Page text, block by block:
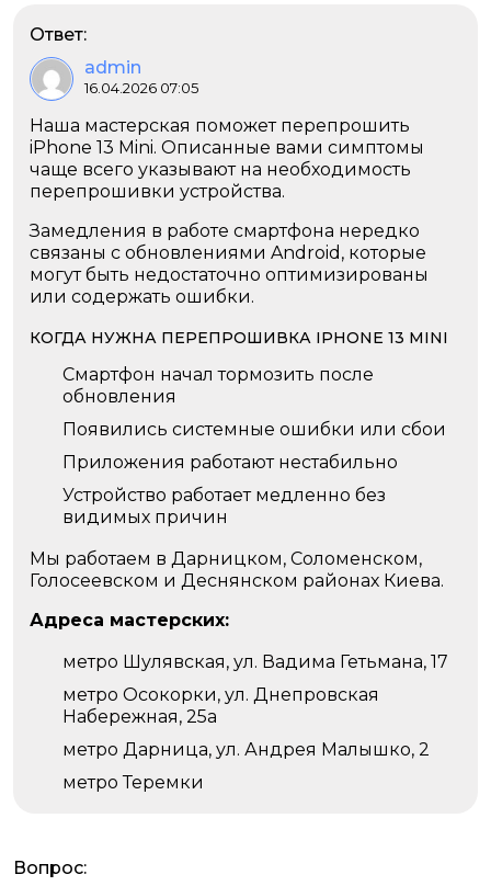
Ответ:
admin
16.04.2026 07:05
Наша мастерская поможет перепрошить
iPhone 13 Mini. Описанные вами симптомы
чаще всего указывают на необходимость
перепрошивки устройства.
Замедления в работе смартфона нередко
связаны с обновлениями Android, которые
могут быть недостаточно оптимизированы
или содержать ошибки.
КОГДА НУЖНА ПЕРЕПРОШИВКА IPHONE 13 MINI
Смартфон начал тормозить после
обновления
Появились системные ошибки или сбои
Приложения работают нестабильно
Устройство работает медленно без
видимых причин
Мы работаем в Дарницком, Соломенском,
Голосеевском и Деснянском районах Киева.
Адреса мастерских:
метро Шулявская, ул. Вадима Гетьмана, 17
метро Осокорки, ул. Днепровская
Набережная, 25а
метро Дарница, ул. Андрея Малышко, 2
метро Теремки
Вопрос: